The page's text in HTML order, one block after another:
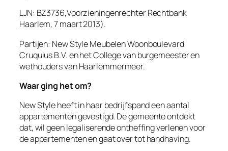
LJN: BZ3736,Voorzieningenrechter Rechtbank
Haarlem, 7 maart 2013).
Partijen: New Style Meubelen Woonboulevard
Cruquius B.V. en het College van burgemeester en
wethoudersvan Haarlemmermeer.
Waar ging het om?
New Style heeft in haar bedrijfspand een aantal
appartementen gevestigd. De gemeente ontdekt
dat, wil geen legaliserende ontheffing verlenen voor
de appartementen en gaat over tot handhaving.